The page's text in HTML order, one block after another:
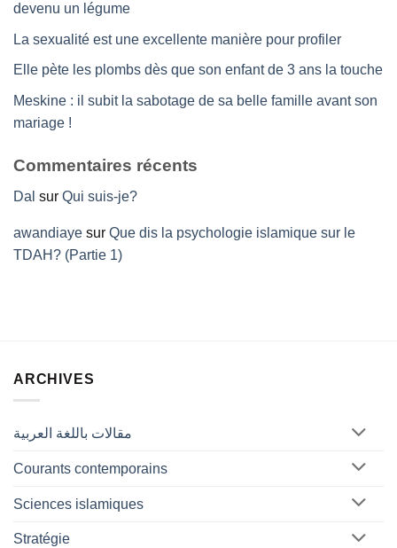
devenu un légume
La sexualité est une excellente manière pour profiler
Elle pète les plombs dès que son enfant de 3 ans la touche
Meskine : il subit la sabotage de sa belle famille avant son
mariage !
Commentaires récents
Dal sur Qui suis-je?
awandiaye sur Que dis la psychologie islamique sur le
TDAH? (Partie 1)
ARCHIVES
مقالات باللغة العربية
Courants contemporains
Sciences islamiques
Stratégie